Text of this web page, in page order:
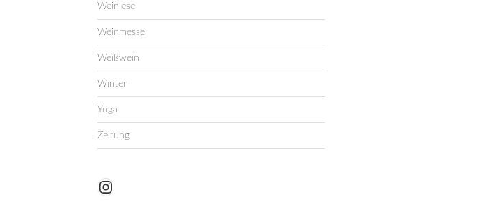
Weinlese
Weinmesse
Weißwein
Winter
Yoga
Zeitung
Instagram